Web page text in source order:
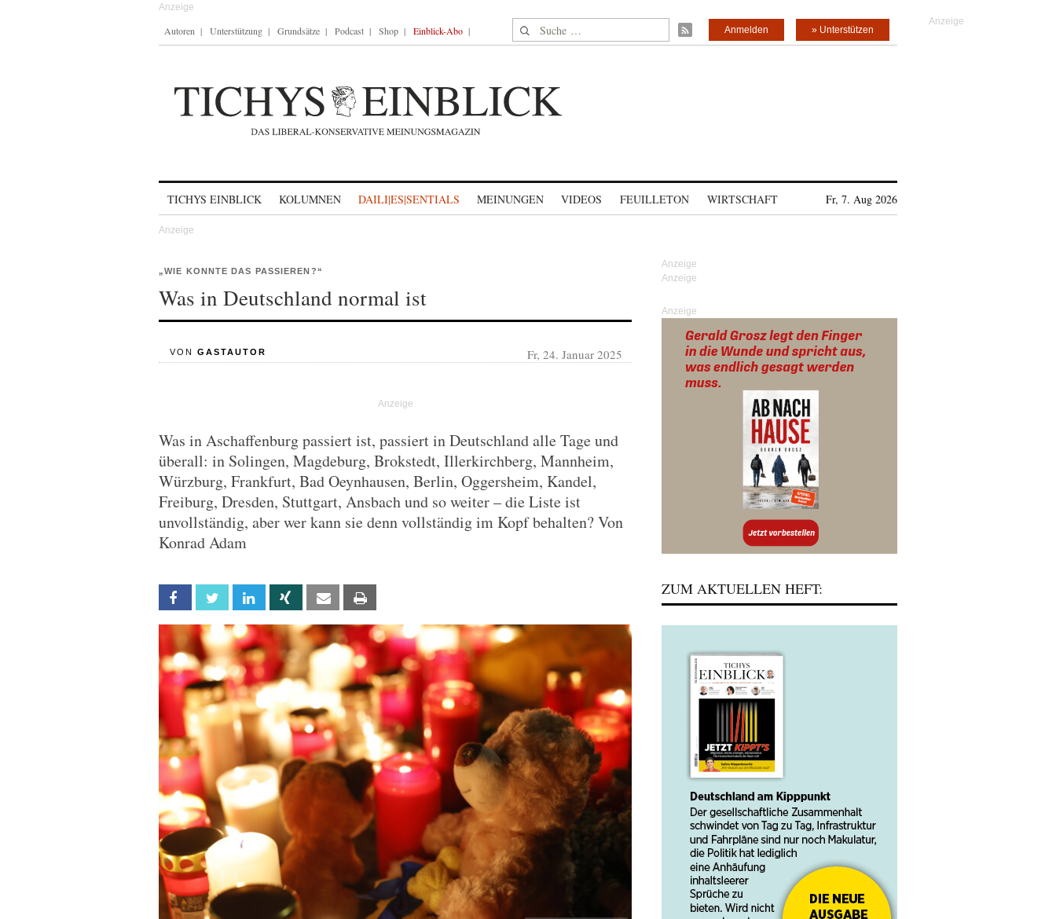
Autoren Unterstützung Grundsätze Podcast Shop Einblick-Abo Suche nach: » Unterstützen
Anmelden
TICHYS EINBLICK KOLUMNEN DAILI|ES|SENTIALS MEINUNGEN VIDEOS FEUILLETON WIRTSCHAFT Fr, 7. Aug 2026
„WIE KONNTE DAS PASSIEREN?“
Was in Deutschland normal ist
VON GASTAUTOR Fr, 24. Januar 2025
Was in Aschaffenburg passiert ist, passiert in Deutschland alle Tage und
überall: in Solingen, Magdeburg, Brokstedt, Illerkirchberg, Mannheim,
Würzburg, Frankfurt, Bad Oeynhausen, Berlin, Oggersheim, Kandel,
Freiburg, Dresden, Stuttgart, Ansbach und so weiter – die Liste ist
unvollständig, aber wer kann sie denn vollständig im Kopf behalten? Von
Konrad Adam
Facebook Twitter Linkedin Xing Email
Anzeige
ZUM AKTUELLEN HEFT: